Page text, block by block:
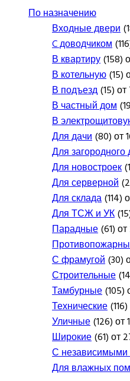
По назначению
Входные двери
C доводчиком
В квартиру(158)
В котельную(15)
В подъезд(15)
В частный дом
В
Для дачи(80) от
Для загородного
Для новостроек
Для серверной
Для склада(114)
Для ТСЖ и УК
Парадные(61)
С фрамугой(30)
Строительные
Тамбурные(105)
Технические
Уличные(126) от
Широкие(61) от
С независимыми
Для влажных